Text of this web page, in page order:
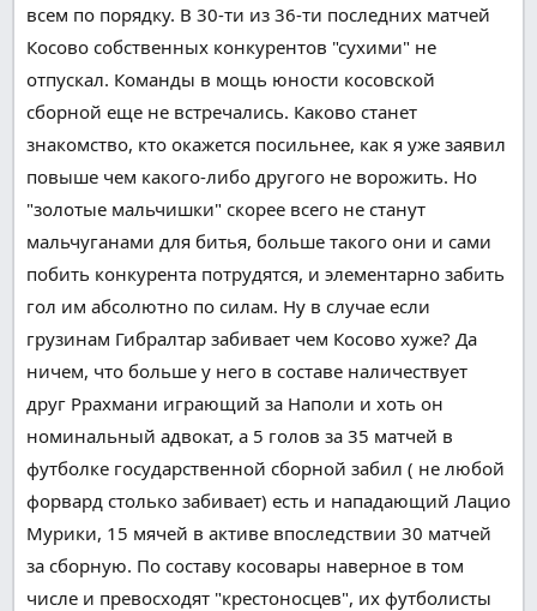
всем по порядку. В 30-ти из 36-ти последних матчей
Косово собственных конкурентов "сухими" не
отпускал. Команды в мощь юности косовской
сборной еще не встречались. Каково станет
знакомство, кто окажется посильнее, как я уже заявил
повыше чем какого-либо другого не ворожить. Но
"золотые мальчишки" скорее всего не станут
мальчуганами для битья, больше такого они и сами
побить конкурента потрудятся, и элементарно забить
гол им абсолютно по силам. Ну в случае если
грузинам Гибралтар забивает чем Косово хуже? Да
ничем, что больше у него в составе наличествует
друг Ррахмани играющий за Наполи и хоть он
номинальный адвокат, а 5 голов за 35 матчей в
футболке государственной сборной забил ( не любой
форвард столько забивает) есть и нападающий Лацио
Мурики, 15 мячей в активе впоследствии 30 матчей
за сборную. По составу косовары наверное в том
числе и превосходят "крестоносцев", их футболисты